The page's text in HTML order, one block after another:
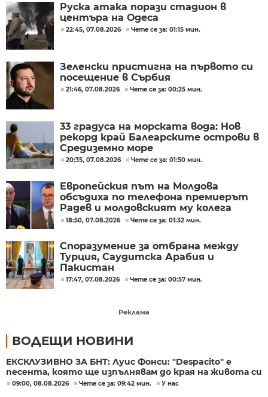
Руска атака порази стадион в
центъра на Одеса
22:45, 07.08.2026 Чете се за: 01:15 мин.
Зеленски пристигна на първото си
посещение в Сърбия
21:46, 07.08.2026 Чете се за: 00:25 мин.
33 градуса на морската вода: Нов
рекорд край Балеарските острови в
Средиземно море
20:35, 07.08.2026 Чете се за: 01:50 мин.
Европейския път на Молдова
обсъдиха по телефона премиерът
Радев и молдовският му колега
Тофан
18:50, 07.08.2026 Чете се за: 01:32 мин.
Споразумение за отбрана между
Турция, Саудитска Арабия и
Пакистан
17:47, 07.08.2026 Чете се за: 00:57 мин.
Реклама
ВОДЕЩИ НОВИНИ
ЕКСКЛУЗИВНО ЗА БНТ: Луис Фонси: "Despacito" е
песента, която ще изпълнявам до края на живота си
09:00, 08.08.2026 Чете се за: 09:42 мин. У нас